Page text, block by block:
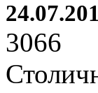
3066